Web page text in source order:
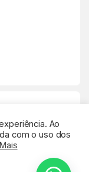
Ao
com o uso dos